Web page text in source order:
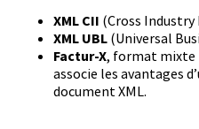
XML CII (Cross Industry
XML UBL (Universal
Factur-X, format mixte
associe les avantages
document XML.